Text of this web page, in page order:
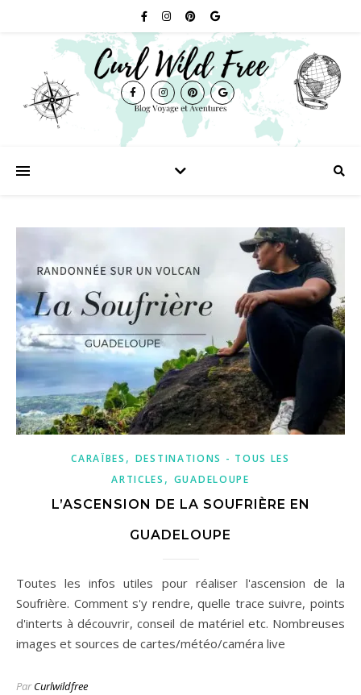
CARAÏBES , DESTINATIONS - TOUS LES
ARTICLES , GUADELOUPE
L’ASCENSION DE LA SOUFRIÈRE EN
GUADELOUPE
Toutes les infos utiles pour réaliser l'ascension de la
Soufrière. Comment s'y rendre, quelle trace suivre, points
d'interts à découvrir, conseil de matériel etc. Nombreuses
images et sources de cartes/météo/caméra live
ParCurlwildfree